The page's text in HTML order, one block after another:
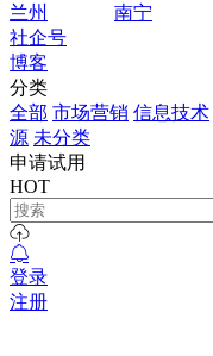
兰州
南宁
社企号
博客
分类
全部 市场营销 信息技术
源 未分类
申请试用
HOT
登录
注册